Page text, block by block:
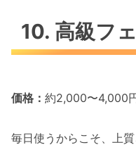
10. 高級フ
価格： 約2,000〜4,000
毎日使うからこそ、上